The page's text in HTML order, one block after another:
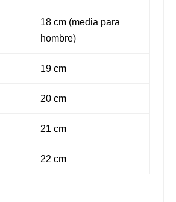
18 cm (media para
hombre)
19 cm
20 cm
21 cm
22 cm